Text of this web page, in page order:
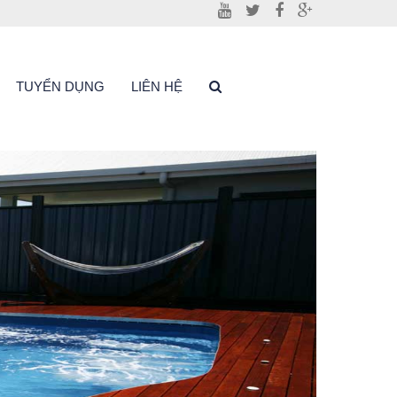
TUYỂN DỤNG LIÊN HỆ